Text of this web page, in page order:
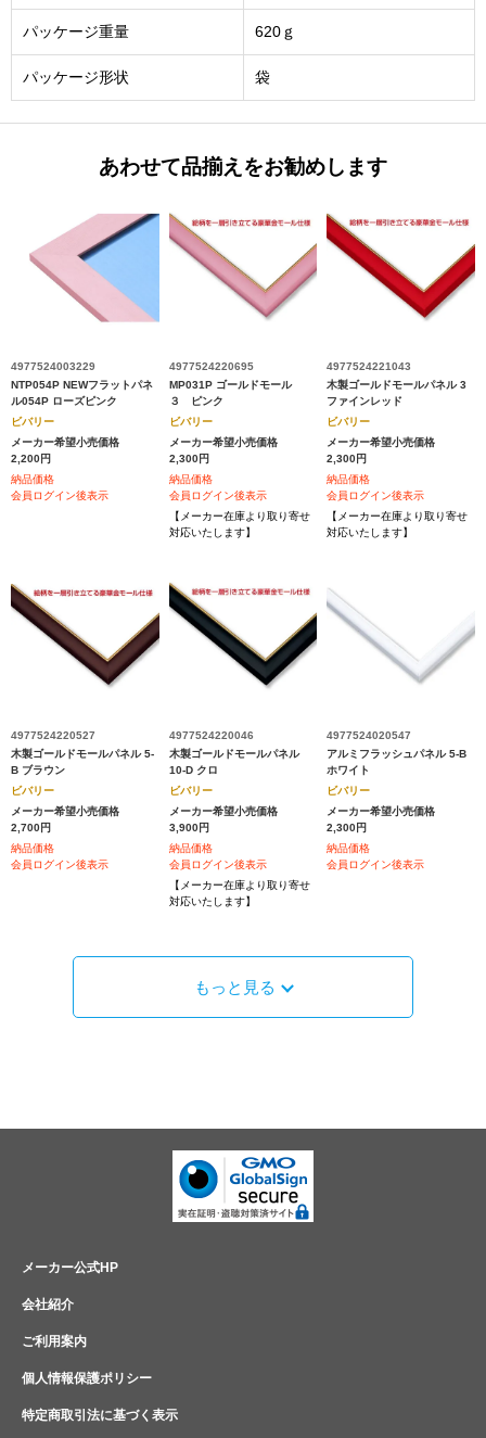
パッケージ重量 620ｇ
パッケージ形状 袋
あわせて品揃えをお勧めします
4977524003229
NTP054P NEWフラットパネ
ル054P ローズピンク
ビバリー
メーカー希望小売価格
2,200円
納品価格
会員ログイン後表示
4977524220695
MP031P ゴールドモール
３ ピンク
ビバリー
メーカー希望小売価格
2,300円
納品価格
会員ログイン後表示
【メーカー在庫より取り寄せ
対応いたします】
4977524221043
木製ゴールドモールパネル 3
ファインレッド
ビバリー
メーカー希望小売価格
2,300円
納品価格
会員ログイン後表示
【メーカー在庫より取り寄せ
対応いたします】
4977524220527
木製ゴールドモールパネル 5-
B ブラウン
ビバリー
メーカー希望小売価格
2,700円
納品価格
会員ログイン後表示
4977524220046
木製ゴールドモールパネル
10-D クロ
ビバリー
メーカー希望小売価格
3,900円
納品価格
会員ログイン後表示
【メーカー在庫より取り寄せ
対応いたします】
4977524020547
アルミフラッシュパネル 5-B
ホワイト
ビバリー
メーカー希望小売価格
2,300円
納品価格
会員ログイン後表示
もっと見る
メーカー公式HP
会社紹介
ご利用案内
個人情報保護ポリシー
特定商取引法に基づく表示